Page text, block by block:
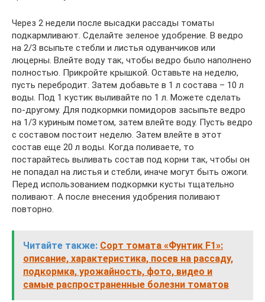
Через 2 недели после высадки рассады томаты
подкармливают. Сделайте зеленое удобрение. В ведро
на 2/3 всыпьте стебли и листья одуванчиков или
люцерны. Влейте воду так, чтобы ведро было наполнено
полностью. Прикройте крышкой. Оставьте на неделю,
пусть перебродит. Затем добавьте в 1 л состава – 10 л
воды. Под 1 кустик выливайте по 1 л. Можете сделать
по-другому. Для подкормки помидоров засыпьте ведро
на 1/3 куриным пометом, затем влейте воду. Пусть ведро
с составом постоит неделю. Затем влейте в этот
состав еще 20 л воды. Когда поливаете, то
постарайтесь выливать состав под корни так, чтобы он
не попадал на листья и стебли, иначе могут быть ожоги.
Перед использованием подкормки кусты тщательно
поливают. А после внесения удобрения поливают
повторно.
Читайте также: Сорт томата «Фунтик F1»:
описание, характеристика, посев на рассаду,
подкормка, урожайность, фото, видео и
самые распространенные болезни томатов